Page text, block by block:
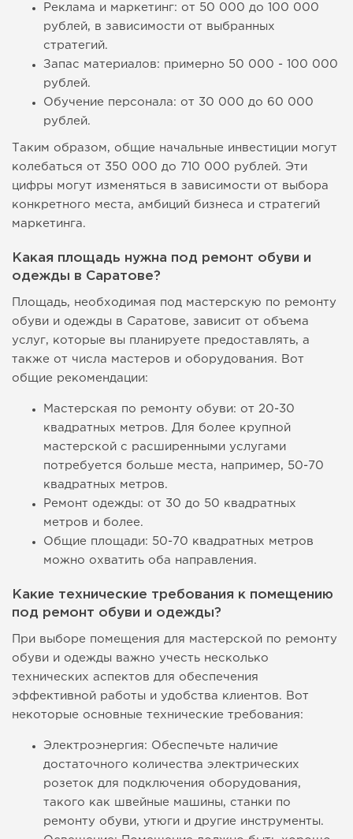
Реклама и маркетинг: от 50 000 до 100 000
рублей, в зависимости от выбранных
стратегий.
Запас материалов: примерно 50 000 - 100 000
рублей.
Обучение персонала: от 30 000 до 60 000
рублей.
Таким образом, общие начальные инвестиции могут
колебаться от 350 000 до 710 000 рублей. Эти
цифры могут изменяться в зависимости от выбора
конкретного места, амбиций бизнеса и стратегий
маркетинга.
Какая площадь нужна под ремонт обуви и
одежды в Саратове?
Площадь, необходимая под мастерскую по ремонту
обуви и одежды в Саратове, зависит от объема
услуг, которые вы планируете предоставлять, а
также от числа мастеров и оборудования. Вот
общие рекомендации:
Мастерская по ремонту обуви: от 20-30
квадратных метров. Для более крупной
мастерской с расширенными услугами
потребуется больше места, например, 50-70
квадратных метров.
Ремонт одежды: от 30 до 50 квадратных
метров и более.
Общие площади: 50-70 квадратных метров
можно охватить оба направления.
Какие технические требования к помещению
под ремонт обуви и одежды?
При выборе помещения для мастерской по ремонту
обуви и одежды важно учесть несколько
технических аспектов для обеспечения
эффективной работы и удобства клиентов. Вот
некоторые основные технические требования:
Электроэнергия: Обеспечьте наличие
достаточного количества электрических
розеток для подключения оборудования,
такого как швейные машины, станки по
ремонту обуви, утюги и другие инструменты.